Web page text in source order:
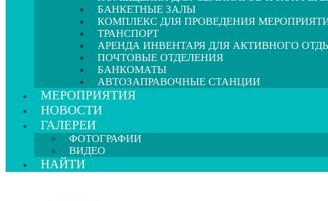
БАНКЕТНЫЕ ЗАЛЫ
КОМПЛЕКС ДЛЯ ПРОВЕДЕНИЯ
ТРАНСПОРТ
АРЕНДА ИНВЕНТАРЯ ДЛЯ АКТИВНОГО
ПОЧТОВЫЕ ОТДЕЛЕНИЯ
БАНКОМАТЫ
АВТОЗАПРАВОЧНЫЕ СТАНЦИИ
МЕРОПРИЯТИЯ
НОВОСТИ
ГАЛЕРЕИ
ФОТОГРАФИИ
ВИДЕО
НАЙТИ